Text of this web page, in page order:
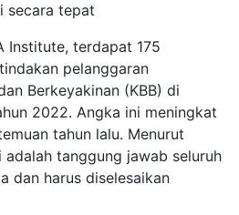
secara tepat
Institute, terdapat 175
pelanggaran
Berkeyakinan (KBB) di
2022. Angka ini meningkat
tahun lalu. Menurut
adalah tanggung jawab seluruh
dan harus diselesaikan